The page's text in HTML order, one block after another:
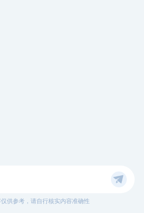
供参考，请自行核实内容准确性